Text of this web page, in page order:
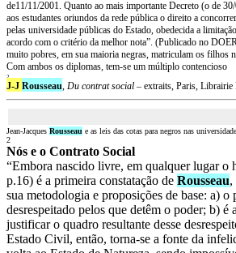
de11/11/2001. Quanto ao mais importante Decreto (o de
aos estudantes oriundos da rede pública o direito a
pelas universidade públicas do Estado, obedecida a
acordo com o critério da melhor nota”. (Publicado no
muito pobres, em sua maioria negras, matriculam os filhos
Com ambos os diplomas, tem-se um múltiplo contencioso
2
J-J Rousseau, Du contrat social – extraits, Paris, Librairie
Jean-Jacques Rousseau e as leis das cotas para negros nas
2
Nós e o Contrato Social
“Embora nascido livre, em qualquer lugar o
p.16) é a primeira constatação de Rousseau,
sua metodologia e proposições de base: a)
desrespeitado pelos que detêm o poder; b)
justificar o quadro resultante desse
Estado Civil, então, torna-se a fonte da